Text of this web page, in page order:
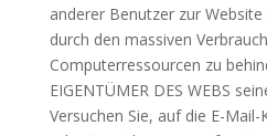
anderer Benutzer zur
durch den massiven
Computerressourcen zu
EIGENTÜMER DES WEBS
Versuchen Sie, auf die E-